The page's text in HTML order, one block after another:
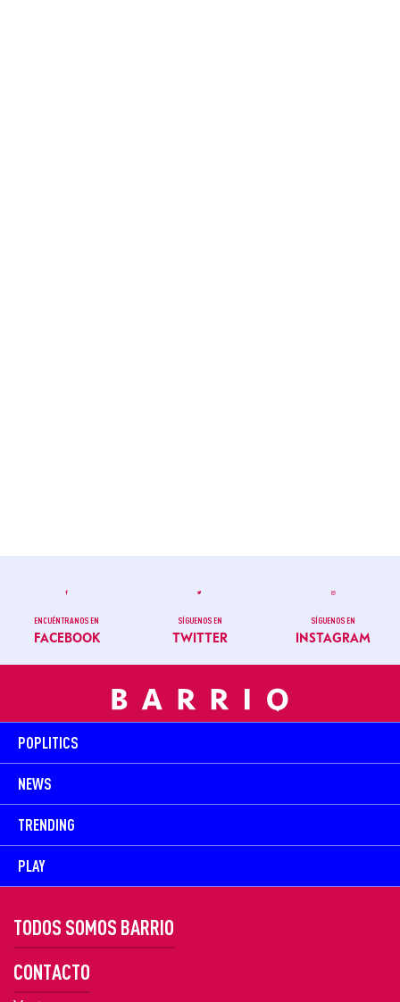
ENCUÉNTRANOS EN
FACEBOOK
SÍGUENOS EN
TWITTER
SÍGUENOS EN
INSTAGRAM
POPLITICS
NEWS
TRENDING
PLAY
TODOS SOMOS BARRIO
CONTACTO